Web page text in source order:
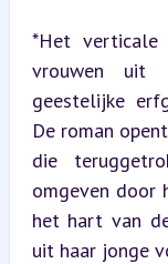
*Het
vrouwen uit
geestelijke
De roman
die
omgeven door
het hart van
uit haar jonge